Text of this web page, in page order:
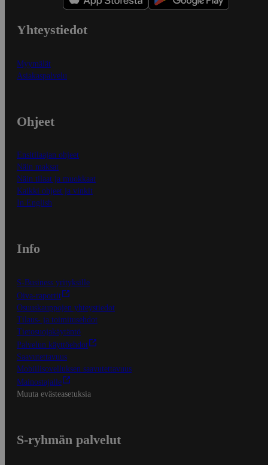
Yhteystiedot
Myymälät
Asiakaspalvelu
Ohjeet
Ensitilaajan ohjeet
Näin maksat
Näin tilaat ja muokkaat
Kaikki ohjeet ja vinkit
In English
Info
S-Business yrityksille
Oiva-raportit
Osuuskauppojen yhteystiedot
Tilaus- ja toimitusehdot
Tietosuojakäytäntö
Palvelun käyttöehdot
Saavutettavuus
Mobiilisovelluksen saavutettavuus
Mainostajalle
Muuta evästeasetuksia
S-ryhmän palvelut